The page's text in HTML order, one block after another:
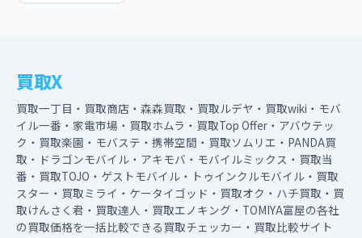
買取X
買取一丁目・買取商店・森森買取・買取ルデヤ・買取wiki・モバ
イル一番・家電市場・買取ホムラ・買取Top Offer・アバウテッ
ク・買取楽園・モバステ・携帯空間・買取ソムリエ・PANDA買
取・ドラゴンモバイル・アキモバ・モバイルミックス・買取当
番・買取TOJO・ゲストモバイル・トゥインクルモバイル・買取
スター・買取ミライ・ケータイゴッド・買取オク・ハチ買取・買
取けんさく君・買取達人・買取エノキング・TOMIYA富屋の各社
の買取価格を一括比較できる買取チェッカー・買取比較サイト